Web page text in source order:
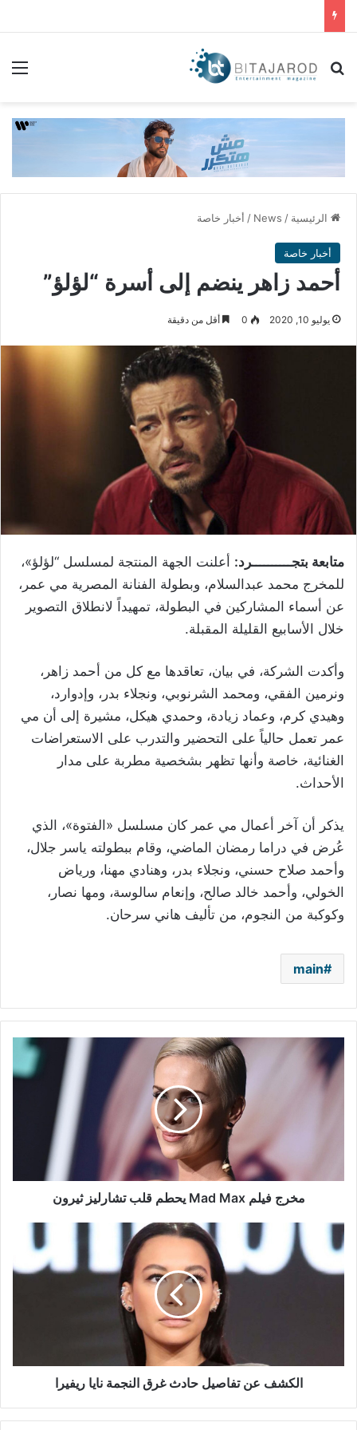
بحث عن
الرئيسية /
News
/ أخبار خاصة
أخبار خاصة
أحمد زاهر ينضم إلى أسرة “لؤلؤ”
يوليو 10, 2020 0 أقل من دقيقة
متابعة بتجــــــــــرد: أعلنت الجهة المنتجة لمسلسل “لؤلؤ»،
للمخرج محمد عبدالسلام، وبطولة الفنانة المصرية مي عمر،
عن أسماء المشاركين في البطولة، تمهيداً لانطلاق التصوير
خلال الأسابيع القليلة المقبلة.
وأكدت الشركة، في بيان، تعاقدها مع كل من أحمد زاهر،
ونرمين الفقي، ومحمد الشرنوبي، ونجلاء بدر، وإدوارد،
وهيدي كرم، وعماد زيادة، وحمدي هيكل، مشيرة إلى أن مي
عمر تعمل حالياً على التحضير والتدرب على الاستعراضات
الغنائية، خاصة وأنها تظهر بشخصية مطربة على مدار
الأحداث.
يذكر أن آخر أعمال مي عمر كان مسلسل «الفتوة»، الذي
عُرض في دراما رمضان الماضي، وقام ببطولته ياسر جلال،
وأحمد صلاح حسني، ونجلاء بدر، وهنادي مهنا، ورياض
الخولي، وأحمد خالد صالح، وإنعام سالوسة، ومها نصار،
وكوكبة من النجوم، من تأليف هاني سرحان.
main
مخرج
فيلم
Mad
مخرج فيلم Mad Max يحطم قلب تشارليز ثيرون
الكشف
عن
تفاصيل
الكشف عن تفاصيل حادث غرق النجمة نايا ريفيرا